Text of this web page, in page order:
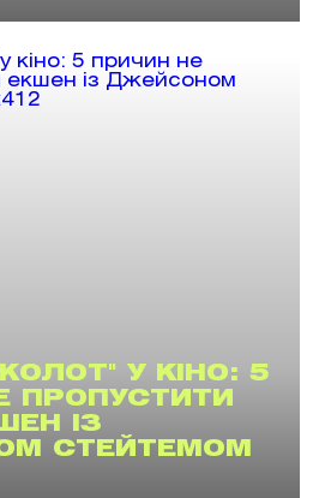
У КІНО: 5
ПРОПУСТИТИ
ІЗ
СТЕЙТЕМОМ